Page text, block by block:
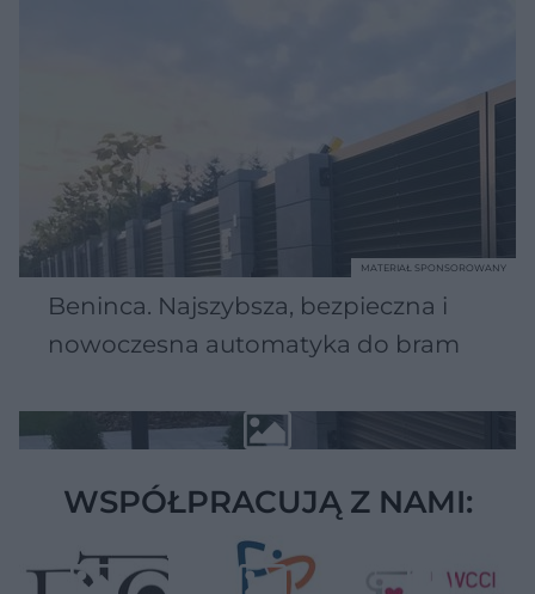
Beninca. Najszybsza, bezpieczna i
nowoczesna automatyka do bram
MATERIAŁ SPONSOROWANY
WSPÓŁPRACUJĄ Z NAMI: